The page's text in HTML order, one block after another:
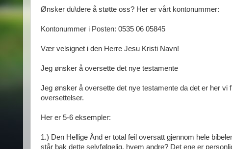
Ønsker du\dere å støtte oss? Her er vårt kontonummer:
Kontonummer i Posten: 0535 06 05845
Vær velsignet i den Herre Jesu Kristi Navn!
Jeg ønsker å oversette det nye testamente
Jeg ønsker å oversette det nye testamente da det er her
oversettelser.
Her er 5-6 eksempler:
1.) Den Hellige Ånd er total feil oversatt gjennom hele
står bak dette selvfølgelig, hvem andre? Det ene er